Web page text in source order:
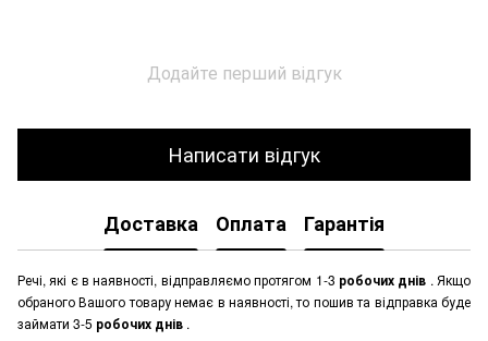
Додайте перший відгук
Написати відгук
Доставка Оплата Гарантія
Речі, які є в наявності, відправляємо протягом 1-3 робочих днів . Якщо
обраного Вашого товару немає в наявності, то пошив та відправка буде
займати 3-5 робочих днів .